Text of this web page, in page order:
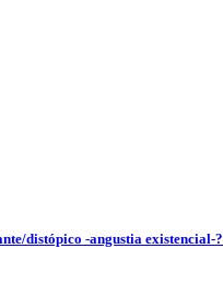
distópico -angustia existencial-?